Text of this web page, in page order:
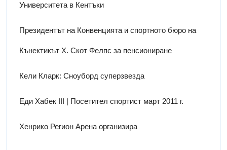
Университета в Кентъки
Президентът на Конвенцията и спортното бюро на
Кънектикът Х. Скот Фелпс за пенсиониране
Кели Кларк: Сноуборд суперзвезда
Еди Хабек III | Посетител спортист март 2011 г.
Хенрико Регион Арена организира